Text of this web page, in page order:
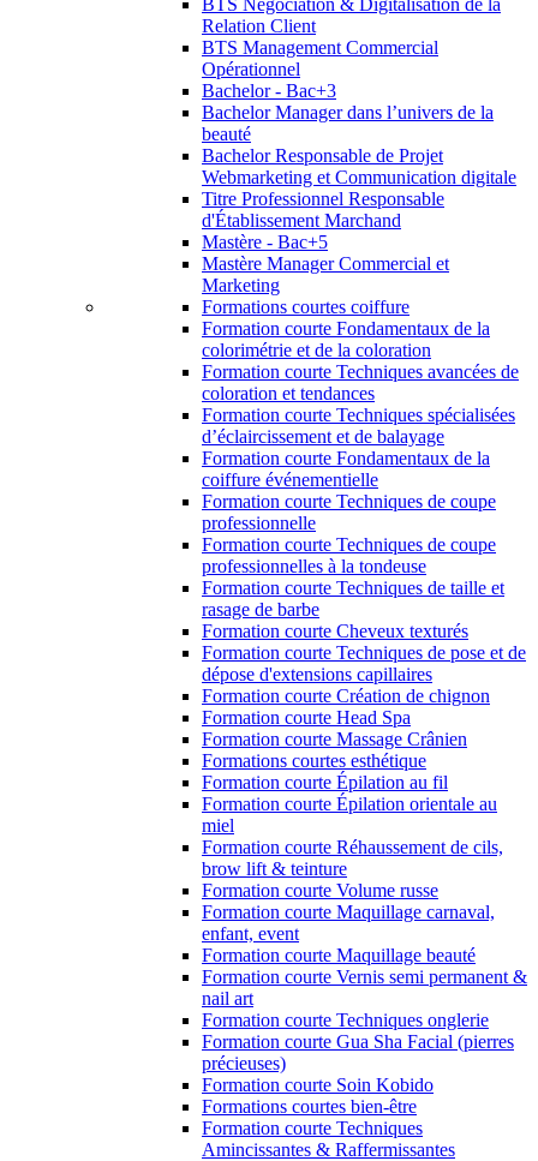
BTS Négociation & Digitalisation de la
Relation Client
BTS Management Commercial
Opérationnel
Bachelor - Bac+3
Bachelor Manager dans l’univers de la
beauté
Bachelor Responsable de Projet
Webmarketing et Communication digitale
Titre Professionnel Responsable
d'Établissement Marchand
Mastère - Bac+5
Mastère Manager Commercial et
Marketing
Formations courtes coiffure
Formation courte Fondamentaux de la
colorimétrie et de la coloration
Formation courte Techniques avancées de
coloration et tendances
Formation courte Techniques spécialisées
d’éclaircissement et de balayage
Formation courte Fondamentaux de la
coiffure événementielle
Formation courte Techniques de coupe
professionnelle
Formation courte Techniques de coupe
professionnelles à la tondeuse
Formation courte Techniques de taille et
rasage de barbe
Formation courte Cheveux texturés
Formation courte Techniques de pose et de
dépose d'extensions capillaires
Formation courte Création de chignon
Formation courte Head Spa
Formation courte Massage Crânien
Formations courtes esthétique
Formation courte Épilation au fil
Formation courte Épilation orientale au
miel
Formation courte Réhaussement de cils,
brow lift & teinture
Formation courte Volume russe
Formation courte Maquillage carnaval,
enfant, event
Formation courte Maquillage beauté
Formation courte Vernis semi permanent &
nail art
Formation courte Techniques onglerie
Formation courte Gua Sha Facial (pierres
précieuses)
Formation courte Soin Kobido
Formations courtes bien-être
Formation courte Techniques
Amincissantes & Raffermissantes